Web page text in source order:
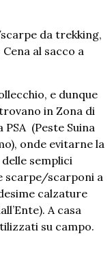
da trekking,
al sacco a
e dunque
in Zona di
(Peste Suina
onde evitarne la
semplici
scarpe/scarponi a
calzature
A casa
su campo.